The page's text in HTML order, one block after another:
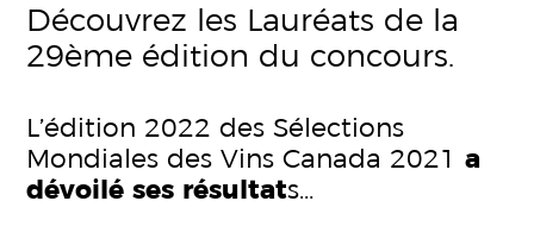
Découvrez les Lauréats de la
29ème édition du concours.
L’édition 2022 des Sélections
Mondiales des Vins Canada 2021a
dévoiléses résultats…